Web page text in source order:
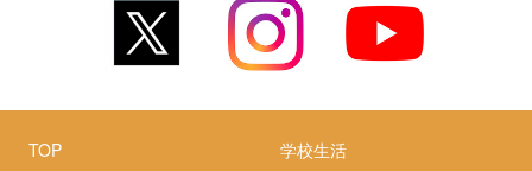
TOP
学校生活